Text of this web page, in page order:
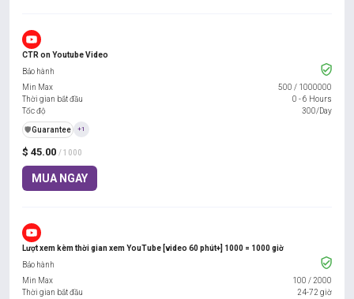
CTR on Youtube Video
$ 45.00 / 1000
MUA NGAY
Bảo hành
Min Max
500 / 1000000
Thời gian bắt đầu
0 - 6 Hours
Tốc độ
300/Day
️🛡️Guarantee +1
Lượt xem kèm thời gian xem YouTube [video 60 phút+] 1000 = 1000 giờ
Bảo hành
Min Max
100 / 2000
Thời gian bắt đầu
24-72 giờ